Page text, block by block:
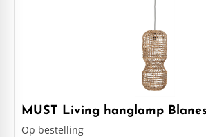
MUST Living hanglamp Blanes
Op bestelling